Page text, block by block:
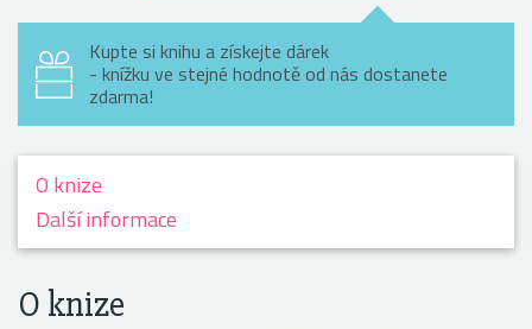
Kupte si knihu a získejte dárek
- knížku ve stejné hodnotě od nás dostanete
zdarma!
O knize
Další informace
O knize